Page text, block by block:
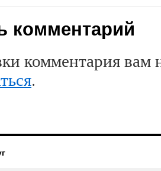
комментарий
комментария вам
.